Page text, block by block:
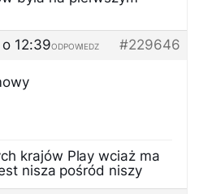
12:39
#229646
ODPOWIEDZ
krajów Play wciaż ma
nisza pośród niszy